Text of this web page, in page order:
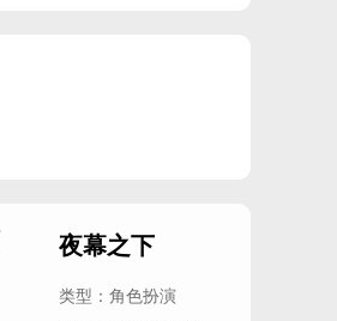
夜幕之下
类型：角色扮演